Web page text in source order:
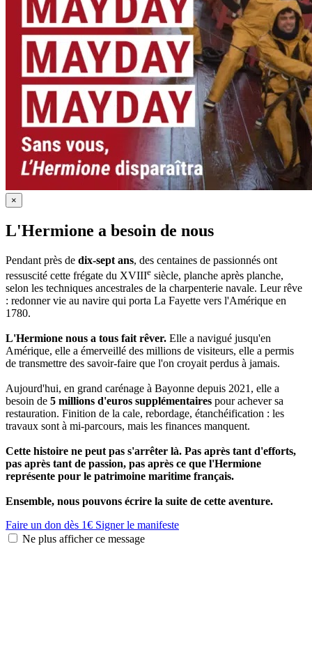
×
L'Hermione a besoin de nous
Pendant près de dix-sept ans, des centaines de passionnés ont
ressuscité cette frégate du XVIIIe siècle, planche après planche,
selon les techniques ancestrales de la charpenterie navale. Leur rêve
: redonner vie au navire qui porta La Fayette vers l'Amérique en
1780.
L'Hermione nous a tous fait rêver. Elle a navigué jusqu'en
Amérique, elle a émerveillé des millions de visiteurs, elle a permis
de transmettre des savoir-faire que l'on croyait perdus à jamais.
Aujourd'hui, en grand carénage à Bayonne depuis 2021, elle a
besoin de 5 millions d'euros supplémentaires pour achever sa
restauration. Finition de la cale, rebordage, étanchéification : les
travaux sont à mi-parcours, mais les finances manquent.
Cette histoire ne peut pas s'arrêter là. Pas après tant d'efforts,
pas après tant de passion, pas après ce que l'Hermione
représente pour le patrimoine maritime français.
Ensemble, nous pouvons écrire la suite de cette aventure.
Faire un don dès 1€ Signer le manifeste
Ne plus afficher ce message